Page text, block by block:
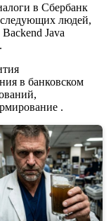
в Сбербанк
людей,
Java
в банковском
.